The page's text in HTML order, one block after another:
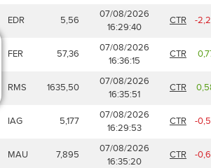
EDR 5,56
07/08/2026
16:29:40
CTR -
FER 57,36
07/08/2026
16:36:15
CTR
RMS 1635,50
07/08/2026
16:35:51
CTR
IAG 5,177
07/08/2026
16:29:53
CTR -
MAU 7,895
07/08/2026
16:35:20
CTR -